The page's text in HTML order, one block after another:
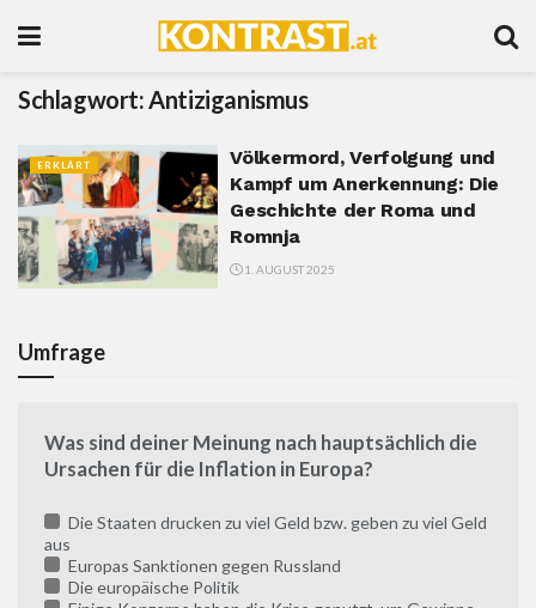
Schlagwort:Antiziganismus
ERKLÄRT
Völkermord, Verfolgung und
Kampf um Anerkennung: Die
Geschichte der Roma und
Romnja
1. AUGUST 2025
Umfrage
Was sind deiner Meinung nach hauptsächlich die
Ursachen für die Inflation in Europa?
Die Staaten drucken zu viel Geld bzw. geben zu viel Geld
aus
Europas Sanktionen gegen Russland
Die europäische Politik